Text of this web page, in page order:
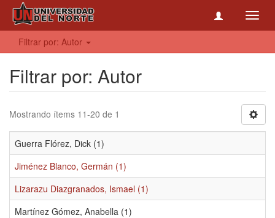
Filtrar por: Autor
Filtrar por: Autor
Mostrando ítems 11-20 de 1
Guerra Flórez, Dick (1)
Jiménez Blanco, Germán (1)
Lizarazu Diazgranados, Ismael (1)
Martínez Gómez, Anabella (1)